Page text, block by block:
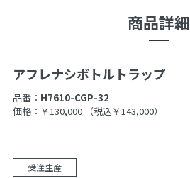
商品詳細
アフレナシボトルトラップ
品番： H7610-CGP-32
価格：￥130,000
（税込￥143,000）
受注生産